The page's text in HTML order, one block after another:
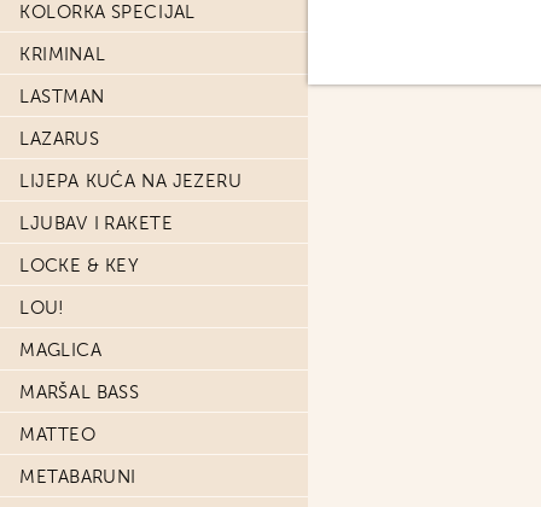
KOLORKA SPECIJAL
KRIMINAL
LASTMAN
LAZARUS
LIJEPA KUĆA NA JEZERU
LJUBAV I RAKETE
LOCKE & KEY
LOU!
MAGLICA
MARŠAL BASS
MATTEO
METABARUNI